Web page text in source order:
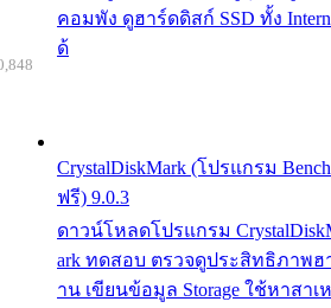
คอมพัง ดูฮาร์ดดิสก์ SSD ทั้ง
ด้
CrystalDiskMark (โปรแกรม
ฟรี) 9.0.3
ดาวน์โหลดโปรแกรม
ark ทดสอบ ตรวจดูประสิทธิภาพฮ
าน เขียนข้อมูล Storage ใช้หาสาเ